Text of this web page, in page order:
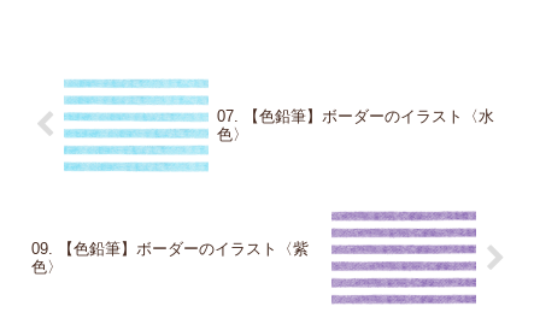
07. 【色鉛筆】ボーダーのイラスト〈水
色〉
09. 【色鉛筆】ボーダーのイラスト〈紫
色〉